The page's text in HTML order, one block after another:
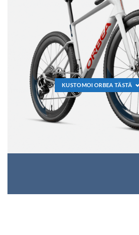
KUSTOMOI ORBEA TÄSTÄ